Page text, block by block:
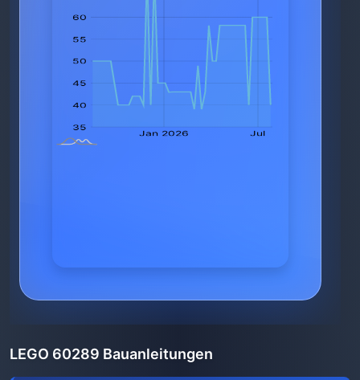
LEGO 60289 Bauanleitungen